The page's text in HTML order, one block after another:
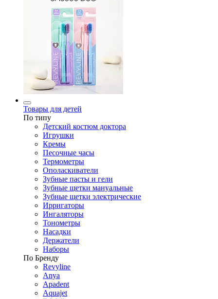
Товары для детей
По типу
Детский костюм доктора
Игрушки
Кремы
Песочные часы
Термометры
Ополаскиватели
Зубные пасты и гели
Зубные щетки мануальные
Зубные щетки электрические
Ирригаторы
Ингаляторы
Тонометры
Насадки
Держатели
Наборы
По Бренду
Revyline
Anya
Apadent
Aquajet